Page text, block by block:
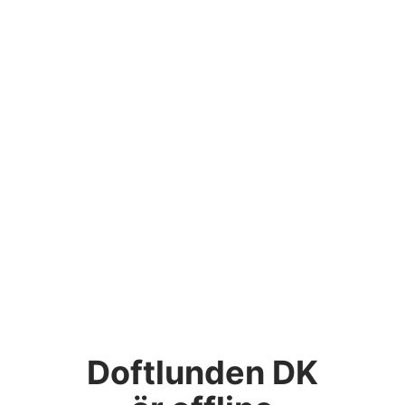
Doftlunden DK